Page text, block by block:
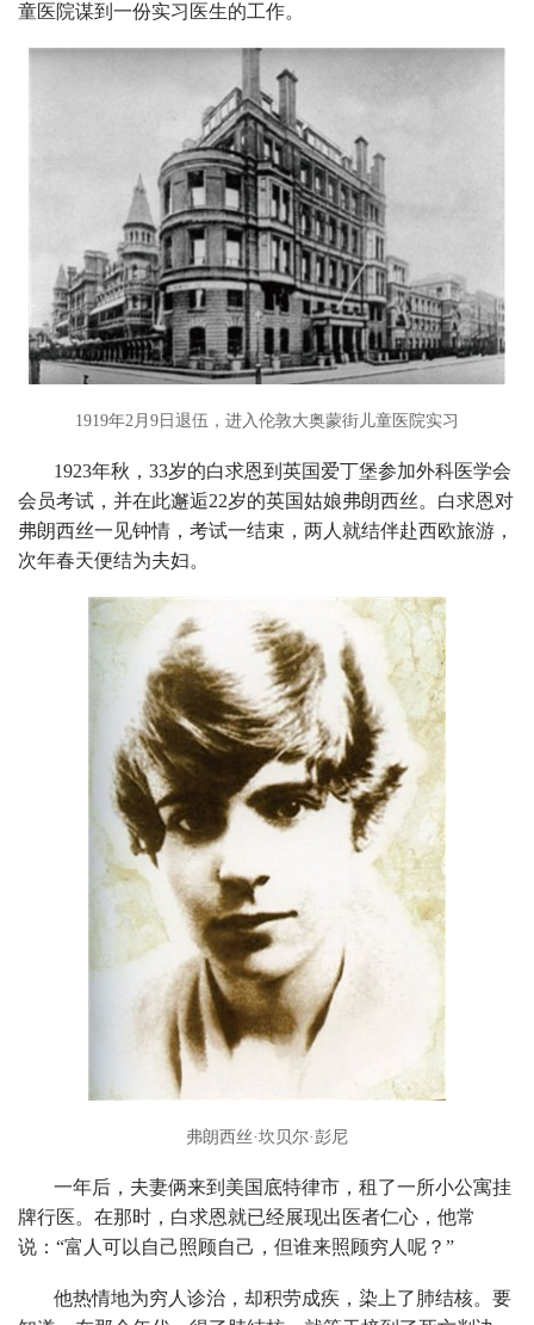
童医院谋到一份实习医生的工作。
1919年2月9日退伍，进入伦敦大奥蒙街儿童医院实习
1923年秋，33岁的白求恩到英国爱丁堡参加外科医学会
会员考试，并在此邂逅22岁的英国姑娘弗朗西丝。白求恩对
弗朗西丝一见钟情，考试一结束，两人就结伴赴西欧旅游，
次年春天便结为夫妇。
弗朗西丝·坎贝尔·彭尼
一年后，夫妻俩来到美国底特律市，租了一所小公寓挂
牌行医。在那时，白求恩就已经展现出医者仁心，他常
说：“富人可以自己照顾自己，但谁来照顾穷人呢？”
他热情地为穷人诊治，却积劳成疾，染上了肺结核。要